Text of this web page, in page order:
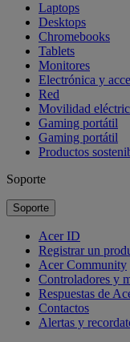
Laptops
Desktops
Chromebooks
Tablets
Monitores
Electrónica y
Red
Movilidad
Gaming portátil
Gaming portátil
Productos
Soporte
Soporte
Acer ID
Registrar un
Acer Community
Controladores y
Respuestas de
Contactos
Alertas y